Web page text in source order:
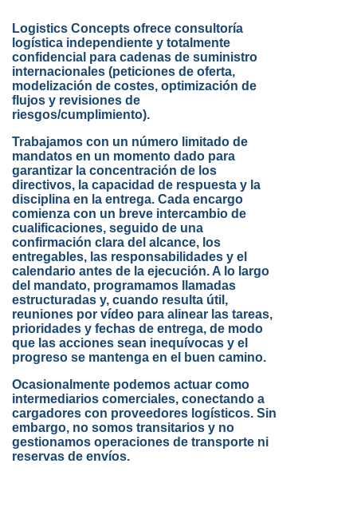
Logistics Concepts ofrece consultoría
logística independiente y totalmente
confidencial para cadenas de suministro
internacionales (peticiones de oferta,
modelización de costes, optimización de
flujos y revisiones de
riesgos/cumplimiento).
Trabajamos con un número limitado de
mandatos en un momento dado para
garantizar la concentración de los
directivos, la capacidad de respuesta y la
disciplina en la entrega. Cada encargo
comienza con un breve intercambio de
cualificaciones, seguido de una
confirmación clara del alcance, los
entregables, las responsabilidades y el
calendario antes de la ejecución. A lo largo
del mandato, programamos llamadas
estructuradas y, cuando resulta útil,
reuniones por vídeo para alinear las tareas,
prioridades y fechas de entrega, de modo
que las acciones sean inequívocas y el
progreso se mantenga en el buen camino.
Ocasionalmente podemos actuar como
intermediarios comerciales, conectando a
cargadores con proveedores logísticos. Sin
embargo, no somos transitarios y no
gestionamos operaciones de transporte ni
reservas de envíos.